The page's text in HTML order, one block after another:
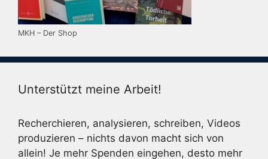
MKH – Der Shop
Unterstützt meine Arbeit!
Recherchieren, analysieren, schreiben, Videos
produzieren – nichts davon macht sich von
allein! Je mehr Spenden eingehen, desto mehr